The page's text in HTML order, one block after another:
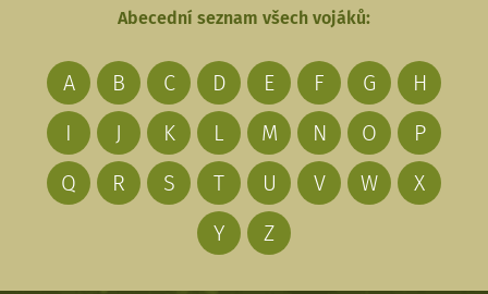
Abecední seznam všech vojáků:
A B C D E F G
H
I
J K L M N O
P
Q
R S T U V W
X
Y
Z